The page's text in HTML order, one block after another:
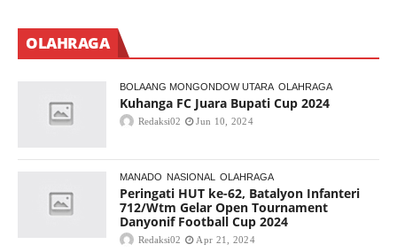
OLAHRAGA
BOLAANG MONGONDOW UTARA OLAHRAGA
Kuhanga FC Juara Bupati Cup 2024
Redaksi02 Jun 10, 2024
MANADO NASIONAL OLAHRAGA
Peringati HUT ke-62, Batalyon Infanteri
712/Wtm Gelar Open Tournament
Danyonif Football Cup 2024
Redaksi02 Apr 21, 2024